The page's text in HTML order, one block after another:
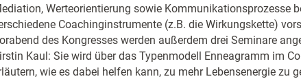
Werteorientierung sowie Kommunikationsprozesse
Coachinginstrumente (z.B. die Wirkungskette)
des Kongresses werden außerdem drei Seminare
Kaul: Sie wird über das Typenmodell Enneagramm im
wie es dabei helfen kann, zu mehr Lebensenergie zu